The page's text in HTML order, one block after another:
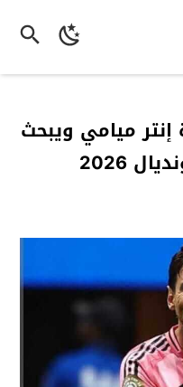
ميامي ويبحث
2026